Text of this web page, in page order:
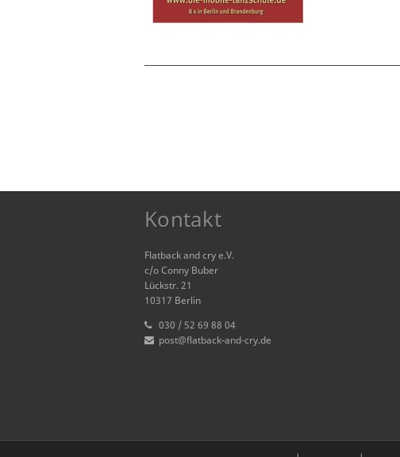
Kontakt
Flatback and cry e.V.
c/o Conny Buber
Lückstr. 21
10317 Berlin
030 / 52 69 88 04
post@flatback-and-cry.de